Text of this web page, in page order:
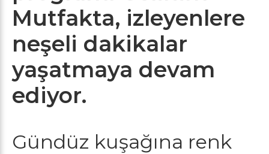
Mutfakta, izleyenlere
neşeli dakikalar
yaşatmaya devam
ediyor.
Gündüz kuşağına renk